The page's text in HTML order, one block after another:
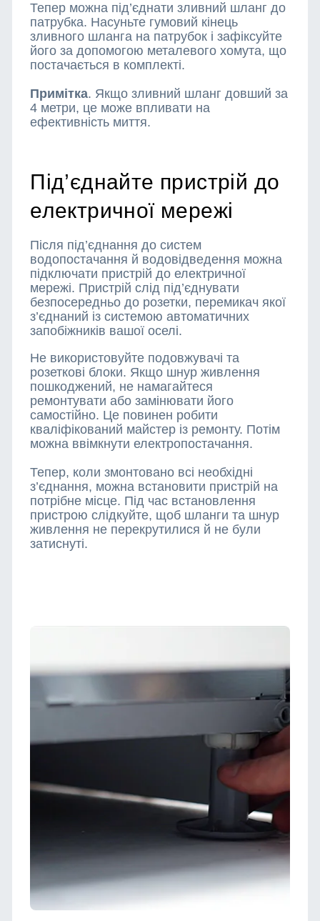
Тепер можна під’єднати зливний шланг до
патрубка. Насуньте гумовий кінець
зливного шланга на патрубок і зафіксуйте
його за допомогою металевого хомута, що
постачається в комплекті.
Примітка. Якщо зливний шланг довший за
4 метри, це може впливати на
ефективність миття.
Під’єднайте пристрій до
електричної мережі
Після під’єднання до систем
водопостачання й водовідведення можна
підключати пристрій до електричної
мережі. Пристрій слід під’єднувати
безпосередньо до розетки, перемикач якої
з’єднаний із системою автоматичних
запобіжників вашої оселі.
Не використовуйте подовжувачі та
розеткові блоки. Якщо шнур живлення
пошкоджений, не намагайтеся
ремонтувати або замінювати його
самостійно. Це повинен робити
кваліфікований майстер із ремонту. Потім
можна ввімкнути електропостачання.
Тепер, коли змонтовано всі необхідні
з’єднання, можна встановити пристрій на
потрібне місце. Під час встановлення
пристрою слідкуйте, щоб шланги та шнур
живлення не перекрутилися й не були
затиснуті.